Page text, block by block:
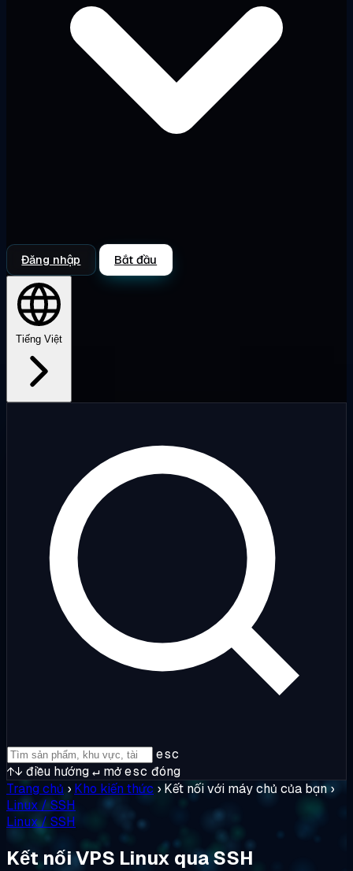
Đăng nhập Bắt đầu
Tiếng Việt
esc
↑↓ điều hướng↵ mởesc đóng
Trang chủ › Kho kiến thức › Kết nối với máy chủ của bạn ›
Linux / SSH
Linux / SSH
Kết nối VPS Linux qua SSH